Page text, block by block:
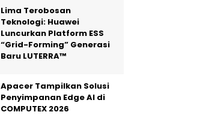
Lima Terobosan
Teknologi: Huawei
Luncurkan Platform ESS
“Grid-Forming” Generasi
Baru LUTERRA™
Apacer Tampilkan Solusi
Penyimpanan Edge AI di
COMPUTEX 2026